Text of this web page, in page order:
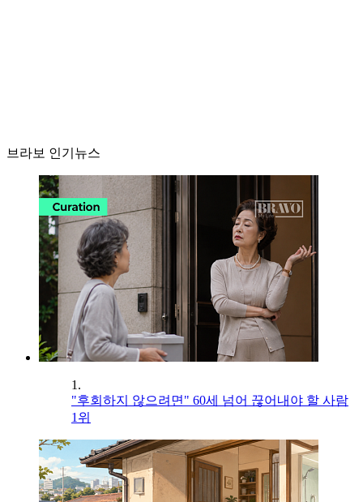
브라보 인기뉴스
1.
"후회하지 않으려면" 60세 넘어 끊어내야 할 사람
1위